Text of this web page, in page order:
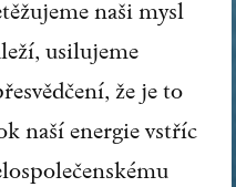
naši mysl
usilujeme
že je to
naší energie vstříc